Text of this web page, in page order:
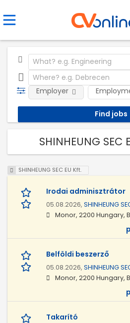
Employer
SHINHEUNG SEC
SHINHEUNG SEC EU Kft.
Irodai adminisztrátor
05.08.2026, SHINHEUNG
Monor, 2200 Hungary,
Belföldi beszerző
05.08.2026, SHINHEUNG
Monor, 2200 Hungary,
Takarító